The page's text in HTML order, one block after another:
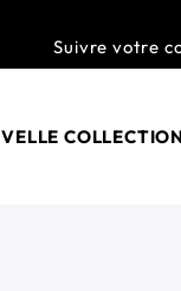
Suivre votre
COLLECTION